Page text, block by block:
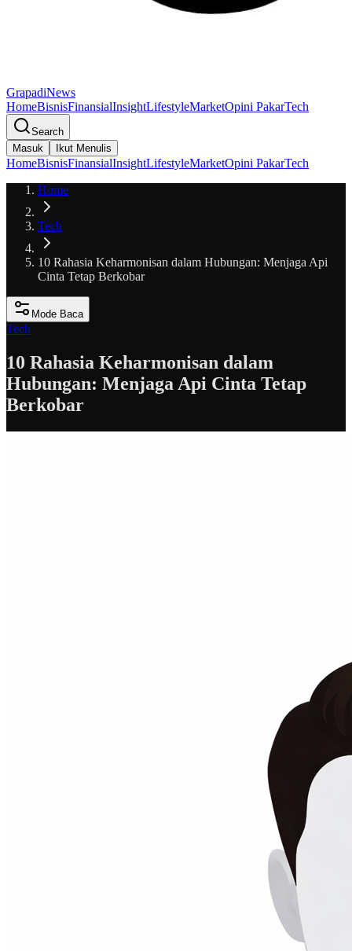
GrapadiNews
HomeBisnisFinansialInsightLifestyleMarketOpini PakarTech
Search
Masuk
Ikut Menulis
HomeBisnisFinansialInsightLifestyleMarketOpini PakarTech
Home
Tech
10 Rahasia Keharmonisan dalam Hubungan: Menjaga Api
Cinta Tetap Berkobar
Mode Baca
Tech
10 Rahasia Keharmonisan dalam
Hubungan: Menjaga Api Cinta Tetap
Berkobar